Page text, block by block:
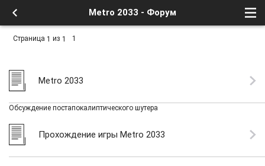
Metro 2033 - Форум
Страница 1 из 1 1
Metro 2033
Обсуждение постапокалиптического шутера
Прохождение игры Metro 2033